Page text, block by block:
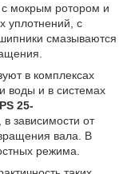
мокрым ротором и
уплотнений, с
смазываются
в комплексах
воды и в системах
25-
в зависимости от
вала. В
режима.